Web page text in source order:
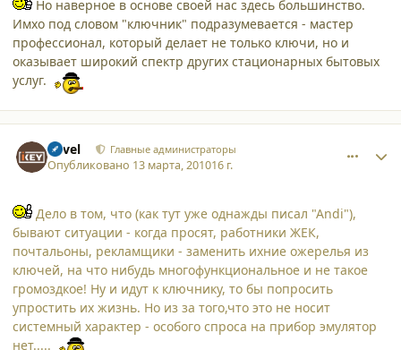
Но наверное в основе своей нас здесь большинство.
Имхо под словом "ключник" подразумевается - мастер
профессионал, который делает не только ключи, но и
оказывает широкий спектр других стационарных бытовых
услуг.
Pavel Главные администраторы
Опубликовано 13 марта, 201016 г.
Дело в том, что (как тут уже однажды писал "Аndi"),
бывают ситуации - когда просят, работники ЖЕК,
почтальоны, рекламщики - заменить ихние ожерелья из
ключей, на что нибудь многофункциональное и не такое
громоздкое! Ну и идут к ключнику, то бы попросить
упростить их жизнь. Но из за того,что это не носит
системный характер - особого спроса на прибор эмулятор
нет.....